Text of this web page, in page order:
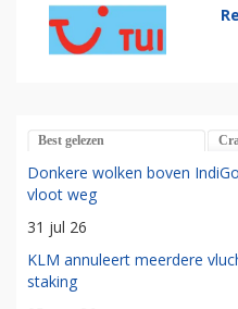
Best gelezen
Donkere wolken boven
vloot weg
31 jul 26
KLM annuleert meerdere
staking